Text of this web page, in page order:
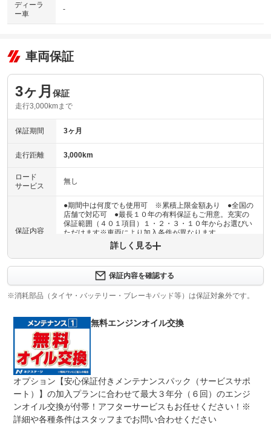
ディーラ
ー車
-
車両保証
3ヶ月 保証
走行3,000kmまで
保証期間 3ヶ月
走行距離 3,000km
ロード
サービス
無し
保証内容
●期間中は何度でも使用可 ※累積上限金額あり ●全国の
店舗で対応可 ●最長１０年の有料保証もご用意。充実の
保証範囲（４０１項目）１・２・３・１０年からお選びい
ただけます※車両により加入条件が異なります
保証項目
３ヶ月・３０００ｋｍ以内ならエンジン、トランスミッシ
ョン、ハイブリッド、ステアリング、ブレーキの各機構に
おける主要項目を無償修理（または交換）いたします。
修理回数 無制限
上限金額
限度額無制限
期間中は何度でも修理可能！修理金額は車両本体価格の１
００％までしっかり保証します。車両本体価格５０万円以
下の場合は５０万円まで保証します。
免責金
無し
保証修理の対象となる場合は、お客様の費用負担は一切ご
ざいません。
保証修理
全国のネクステージで受付可能！ご遠方でネクステージに
詳しく見る
保証内容を確認する
※消耗部品（タイヤ・バッテリー・ブレーキパッド等）は保証対象外です。
無料エンジンオイル交換
オプション【安心保証付きメンテナンスパック（サービスサポ
ート）】の加入プランに合わせて最大３年分（６回）のエンジ
ンオイル交換が付帯！アフターサービスもお任せください！※
詳細や各種条件はスタッフまでお問い合わせください